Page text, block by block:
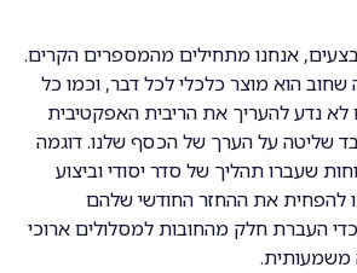
אנחנו מתחילים מהמספרים הקרים.
שחוב הוא מוצר כלכלי לכל דבר, וכמו כל
לא נדע להעריך את הריבית האפקטיבית
שליטה על הערך של הכסף שלנו. דוגמה
שעברו תהליך של סדר יסודי וביצוע
להפחית את ההחזר החודשי שלהם
העברת חלק מהחובות למסלולים ארוכי
משמעותית.